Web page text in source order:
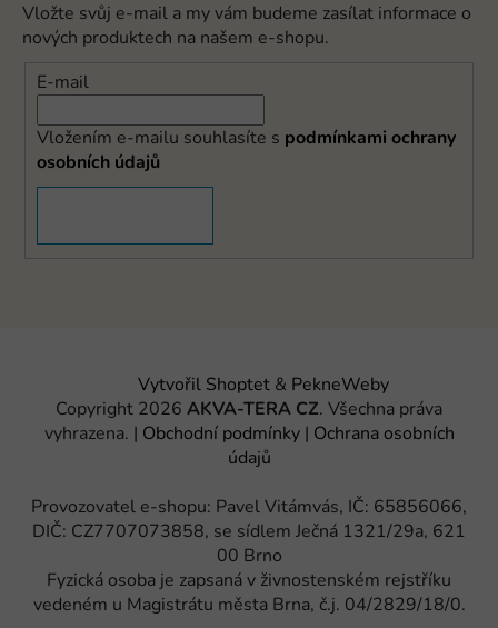
Vložte svůj e-mail a my vám budeme zasílat informace o
nových produktech na našem e-shopu.
E-mail
Vložením e-mailu souhlasíte s podmínkami ochrany
osobních údajů
Vytvořil Shoptet& PekneWeby
Copyright 2026 AKVA-TERA CZ. Všechna práva
vyhrazena. | Obchodní podmínky| Ochrana osobních
údajů
Provozovatel e-shopu: Pavel Vitámvás, IČ: 65856066,
DIČ: CZ7707073858, se sídlem Ječná 1321/29a, 621
00 Brno
Fyzická osoba je zapsaná v živnostenském rejstříku
vedeném u Magistrátu města Brna, č.j. 04/2829/18/0.